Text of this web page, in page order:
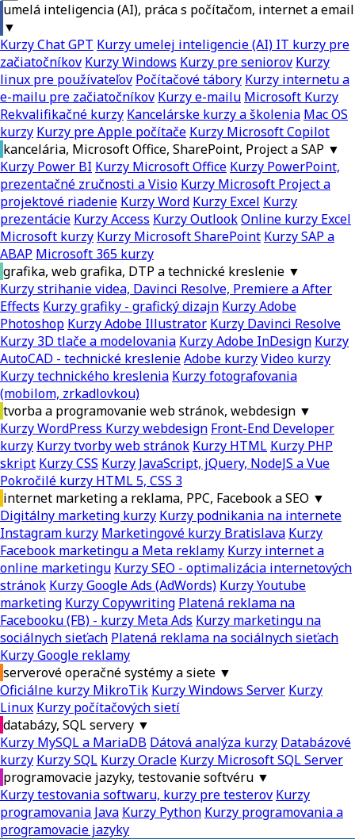
umelá inteligencia (AI), práca s počítačom, internet a email
▼
Kurzy Chat GPT Kurzy umelej inteligencie (AI) IT kurzy pre
začiatočníkov Kurzy Windows Kurzy pre seniorov Kurzy
linux pre používateľov Počítačové tábory Kurzy internetu a
e-mailu pre začiatočníkov Kurzy e-mailu Microsoft Kurzy
Rekvalifikačné kurzy Kancelárske kurzy a školenia Mac OS
kurzy Kurzy pre Apple počítače Kurzy Microsoft Copilot
kancelária, Microsoft Office, SharePoint, Project a SAP ▼
Kurzy Power BI Kurzy Microsoft Office Kurzy PowerPoint,
prezentačné zručnosti a Visio Kurzy Microsoft Project a
projektové riadenie Kurzy Word Kurzy Excel Kurzy
prezentácie Kurzy Access Kurzy OutlookOnline kurzy Excel
Microsoft kurzy Kurzy Microsoft SharePoint Kurzy SAP a
ABAP Microsoft 365 kurzy
grafika, web grafika, DTP a technické kreslenie ▼
Kurzy strihanie videa, Davinci Resolve, Premiere a After
Effects Kurzy grafiky - grafický dizajn Kurzy Adobe
Photoshop Kurzy Adobe Illustrator Kurzy Davinci Resolve
Kurzy 3D tlače a modelovania Kurzy Adobe InDesign Kurzy
AutoCAD - technické kreslenieAdobe kurzyVideo kurzy
Kurzy technického kreslenia Kurzy fotografovania
(mobilom, zrkadlovkou)
tvorba a programovanie web stránok, webdesign ▼
Kurzy WordPress Kurzy webdesign Front-End Developer
kurzy Kurzy tvorby web stránok Kurzy HTML Kurzy PHP
skript Kurzy CSS Kurzy JavaScript, jQuery, NodeJS a Vue
Pokročilé kurzy HTML 5, CSS 3
internet marketing a reklama, PPC, Facebook a SEO ▼
Digitálny marketing kurzy Kurzy podnikania na internete
Instagram kurzy Marketingové kurzy Bratislava Kurzy
Facebook marketingu a Meta reklamy Kurzy internet a
online marketingu Kurzy SEO - optimalizácia internetových
stránok Kurzy Google Ads (AdWords) Kurzy Youtube
marketing Kurzy Copywriting Platená reklama na
Facebooku (FB) - kurzy Meta Ads Kurzy marketingu na
sociálnych sieťach Platená reklama na sociálnych sieťach
Kurzy Google reklamy
serverové operačné systémy a siete ▼
Oficiálne kurzy MikroTik Kurzy Windows Server Kurzy
Linux Kurzy počítačových sietí
databázy, SQL servery ▼
Kurzy MySQL a MariaDB Dátová analýza kurzy Databázové
kurzy Kurzy SQL Kurzy Oracle Kurzy Microsoft SQL Server
programovacie jazyky, testovanie softvéru ▼
Kurzy testovania softwaru, kurzy pre testerov Kurzy
programovania Java Kurzy Python Kurzy programovania a
programovacie jazyky